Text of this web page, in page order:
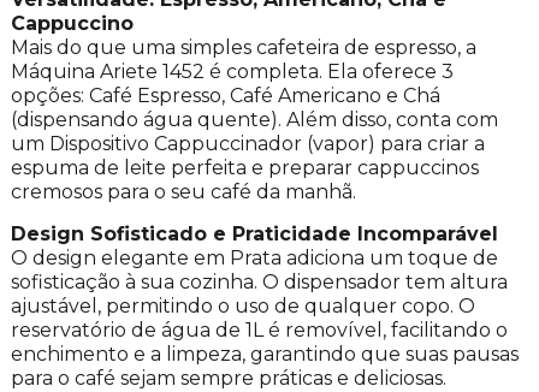
Cappuccino
Mais do que uma simples cafeteira de espresso, a
Máquina Ariete 1452 é completa. Ela oferece 3
opções: Café Espresso, Café Americano e Chá
(dispensando água quente). Além disso, conta com
um Dispositivo Cappuccinador (vapor) para criar a
espuma de leite perfeita e preparar cappuccinos
cremosos para o seu café da manhã.
Design Sofisticado e Praticidade Incomparável
O design elegante em Prata adiciona um toque de
sofisticação à sua cozinha. O dispensador tem altura
ajustável, permitindo o uso de qualquer copo. O
reservatório de água de 1L é removível, facilitando o
enchimento e a limpeza, garantindo que suas pausas
para o café sejam sempre práticas e deliciosas.